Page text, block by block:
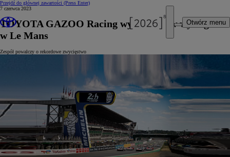
Przejdź do głównej zawartości (Press Enter)
Otwórz menu
7 czerwca 2023
TOYOTA GAZOO Racing wystartuje w wyścigu
w Le Mans
Zespół powalczy o rekordowe zwycięstwo